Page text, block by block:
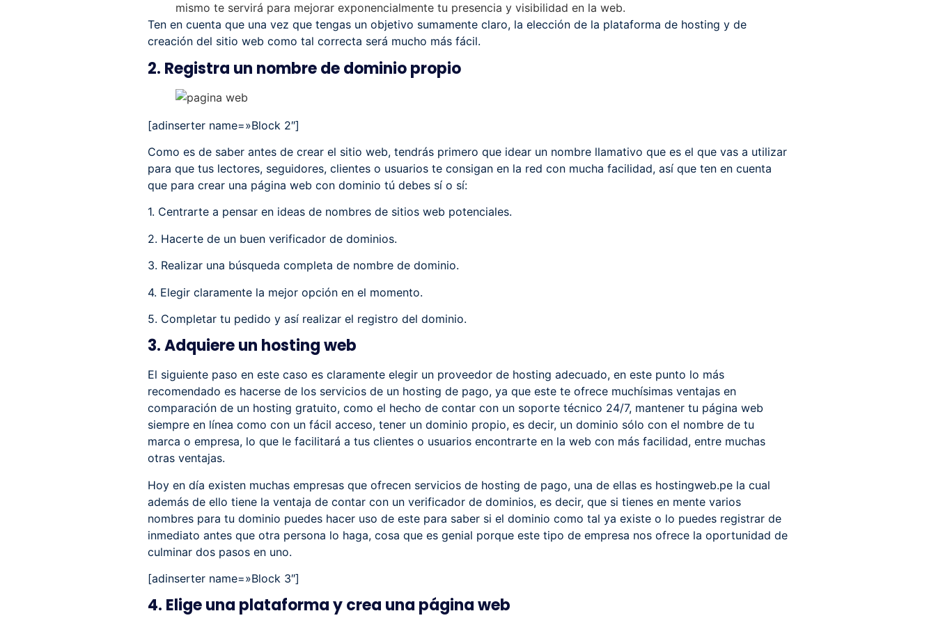
mismo te servirá para mejorar exponencialmente tu presencia y visibilidad en la web.
Ten en cuenta que una vez que tengas un objetivo sumamente claro, la elección de la plataforma de hosting y de
creación del sitio web como tal correcta será mucho más fácil.
2. Registra un nombre de dominio propio
[adinserter name=»Block 2″]
Como es de saber antes de crear el sitio web, tendrás primero que idear un nombre llamativo que es el que vas a utilizar
para que tus lectores, seguidores, clientes o usuarios te consigan en la red con mucha facilidad, así que ten en cuenta
que para crear una página web con dominio tú debes sí o sí:
1. Centrarte a pensar en ideas de nombres de sitios web potenciales.
2. Hacerte de un buen verificador de dominios.
3. Realizar una búsqueda completa de nombre de dominio.
4. Elegir claramente la mejor opción en el momento.
5. Completar tu pedido y así realizar el registro del dominio.
3. Adquiere un hosting web
El siguiente paso en este caso es claramente elegir un proveedor de hosting adecuado, en este punto lo más
recomendado es hacerse de los servicios de un hosting de pago, ya que este te ofrece muchísimas ventajas en
comparación de un hosting gratuito, como el hecho de contar con un soporte técnico 24/7, mantener tu página web
siempre en línea como con un fácil acceso, tener un dominio propio, es decir, un dominio sólo con el nombre de tu
marca o empresa, lo que le facilitará a tus clientes o usuarios encontrarte en la web con más facilidad, entre muchas
otras ventajas.
Hoy en día existen muchas empresas que ofrecen servicios de hosting de pago, una de ellas es hostingweb.pe la cual
además de ello tiene la ventaja de contar con un verificador de dominios, es decir, que si tienes en mente varios
nombres para tu dominio puedes hacer uso de este para saber si el dominio como tal ya existe o lo puedes registrar de
inmediato antes que otra persona lo haga, cosa que es genial porque este tipo de empresa nos ofrece la oportunidad de
culminar dos pasos en uno.
[adinserter name=»Block 3″]
4. Elige una plataforma y crea una página web